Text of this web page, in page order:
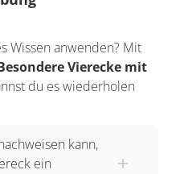
dann ein Trapez,
die du da siehst,
immer, die
sind auch das, also ein
Trapez.
Pfeilen erkennen. Dann
Wissen anwenden? Mit
Vierecke mit
du es wiederholen
kann,
ein